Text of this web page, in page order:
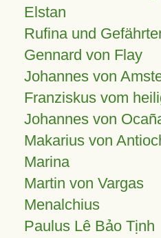
Elstan
Rufina und
Gennard von Flay
Johannes von
Franziskus vom
Johannes von
Makarius von
Marina
Martin von Vargas
Menalchius
Paulus Lê Bảo Tịnh